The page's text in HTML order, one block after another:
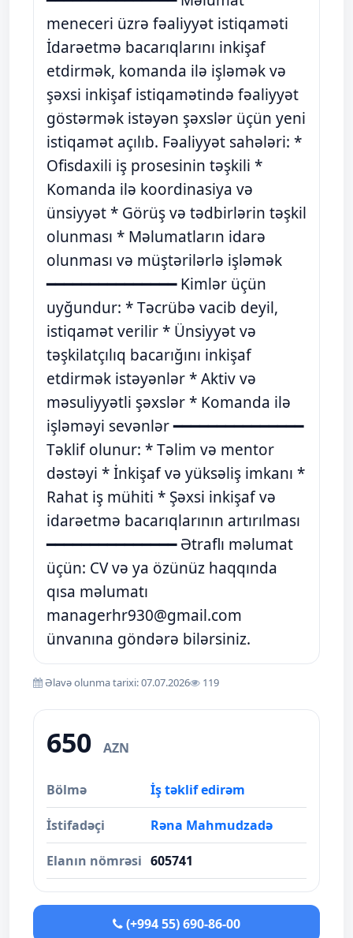
meneceri üzrə fəaliyyət istiqaməti
İdarəetmə bacarıqlarını inkişaf
etdirmək, komanda ilə işləmək və
şəxsi inkişaf istiqamətində fəaliyyət
göstərmək istəyən şəxslər üçün yeni
istiqamət açılıb. Fəaliyyət sahələri: *
Ofisdaxili iş prosesinin təşkili *
Komanda ilə koordinasiya və
ünsiyyət * Görüş və tədbirlərin təşkil
olunması * Məlumatların idarə
olunması və müştərilərlə işləmək
━━━━━━━━━━━━━━━ Kimlər üçün
uyğundur: * Təcrübə vacib deyil,
istiqamət verilir * Ünsiyyət və
təşkilatçılıq bacarığını inkişaf
etdirmək istəyənlər * Aktiv və
məsuliyyətli şəxslər * Komanda ilə
işləməyi sevənlər ━━━━━━━━━━━━━━━
Təklif olunur: * Təlim və mentor
dəstəyi * İnkişaf və yüksəliş imkanı *
Rahat iş mühiti * Şəxsi inkişaf və
idarəetmə bacarıqlarının artırılması
━━━━━━━━━━━━━━━ Ətraflı məlumat
üçün: CV və ya özünüz haqqında
qısa məlumatı
managerhr930@gmail.com
ünvanına göndərə bilərsiniz.
Əlavə olunma tarixi: 07.07.2026 119
650 AZN
Bölmə İş təklif edirəm
İstifadəçi Rəna Mahmudzadə
Elanın nömrəsi 605741
(+994 55) 690-86-00